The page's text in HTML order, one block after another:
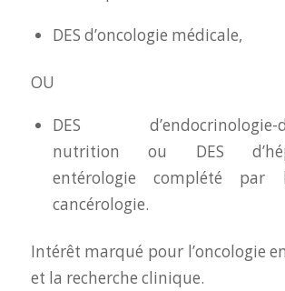
DES d’oncologie médicale,
OU
DES d’endocrinologie-
nutrition ou DES
entérologie complété
cancérologie.
Intérêt marqué pour l’oncologie
et la recherche clinique.